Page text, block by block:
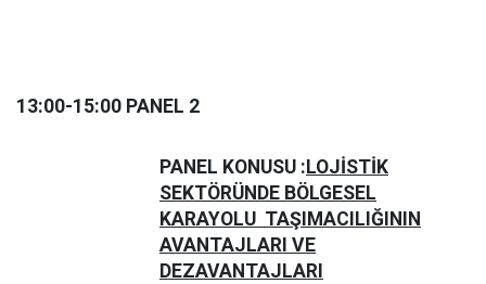
13:00-15:00 PANEL 2
PANEL KONUSU : LOJİSTİK
SEKTÖRÜNDE BÖLGESEL
KARAYOLU TAŞIMACILIĞININ
AVANTAJLARI VE
DEZAVANTAJLARI